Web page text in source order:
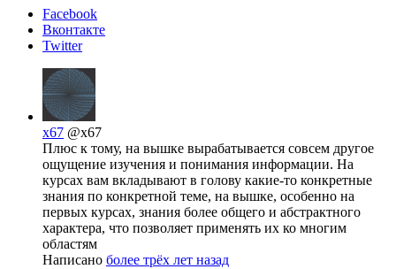
Facebook
Вконтакте
Twitter
x67 @x67
Плюс к тому, на вышке вырабатывается совсем другое
ощущение изучения и понимания информации. На
курсах вам вкладывают в голову какие-то конкретные
знания по конкретной теме, на вышке, особенно на
первых курсах, знания более общего и абстрактного
характера, что позволяет применять их ко многим
областям
Написано более трёх лет назад